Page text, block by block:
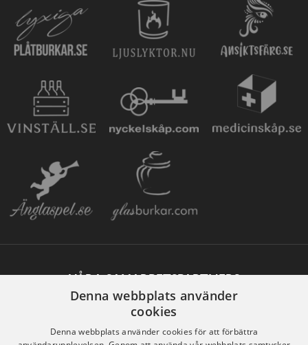
VÅRA SAMARBETSPARTNERS
Denna webbplats använder
cookies
Denna webbplats använder cookies för att förbättra